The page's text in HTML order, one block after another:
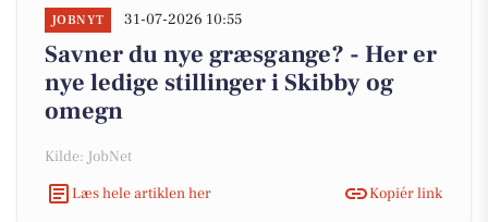
JOBNYT 31-07-2026 10:55
Savner du nye græsgange? - Her er
nye ledige stillinger i Skibby og
omegn
Kilde: JobNet
Læs hele artiklen her
Kopiér link